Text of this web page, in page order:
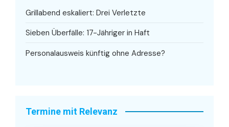
Grillabend eskaliert: Drei Verletzte
Sieben Überfälle: 17-Jähriger in Haft
Personalausweis künftig ohne Adresse?
Termine mit Relevanz